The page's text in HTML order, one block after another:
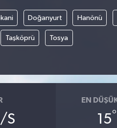
Doğanyurt Hanönü
Taşköprü Tosya
S
EN
15°